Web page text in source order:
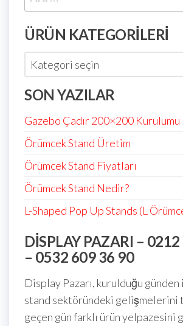
ÜRÜN KATEGORILERI
Kategori seçin
SON YAZILAR
Gazebo Çadır 200×200 Kurulumu
Örümcek Stand Üretim
Örümcek Stand Fiyatları
Örümcek Stand Nedir?
L-Shaped Pop Up Stands (L
DISPLAY PAZARI –
– 0532 609 36 90
Display Pazarı, kurulduğu
stand sektöründeki gelişmelerini
geçen gün farklı ürün